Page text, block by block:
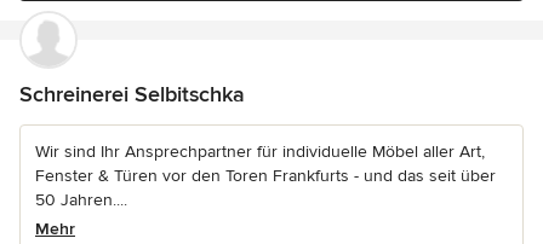
Schreinerei Selbitschka
Wir sind Ihr Ansprechpartner für individuelle Möbel aller Art,
Fenster & Türen vor den Toren Frankfurts - und das seit über
50 Jahren....
Mehr